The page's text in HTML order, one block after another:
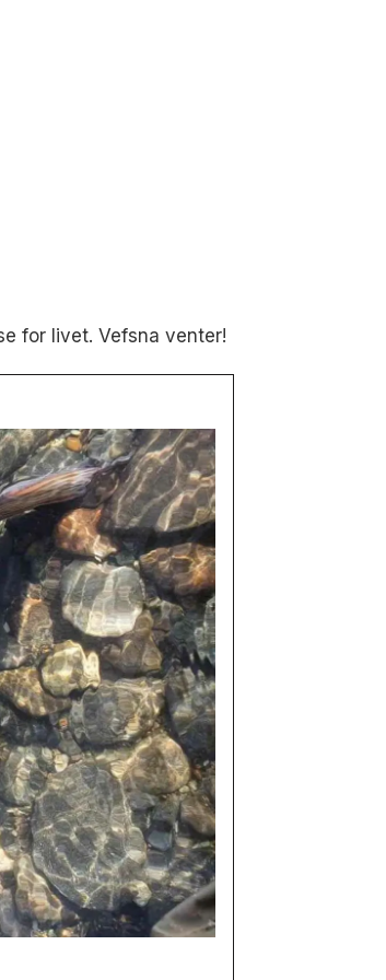
for livet. Vefsna venter!